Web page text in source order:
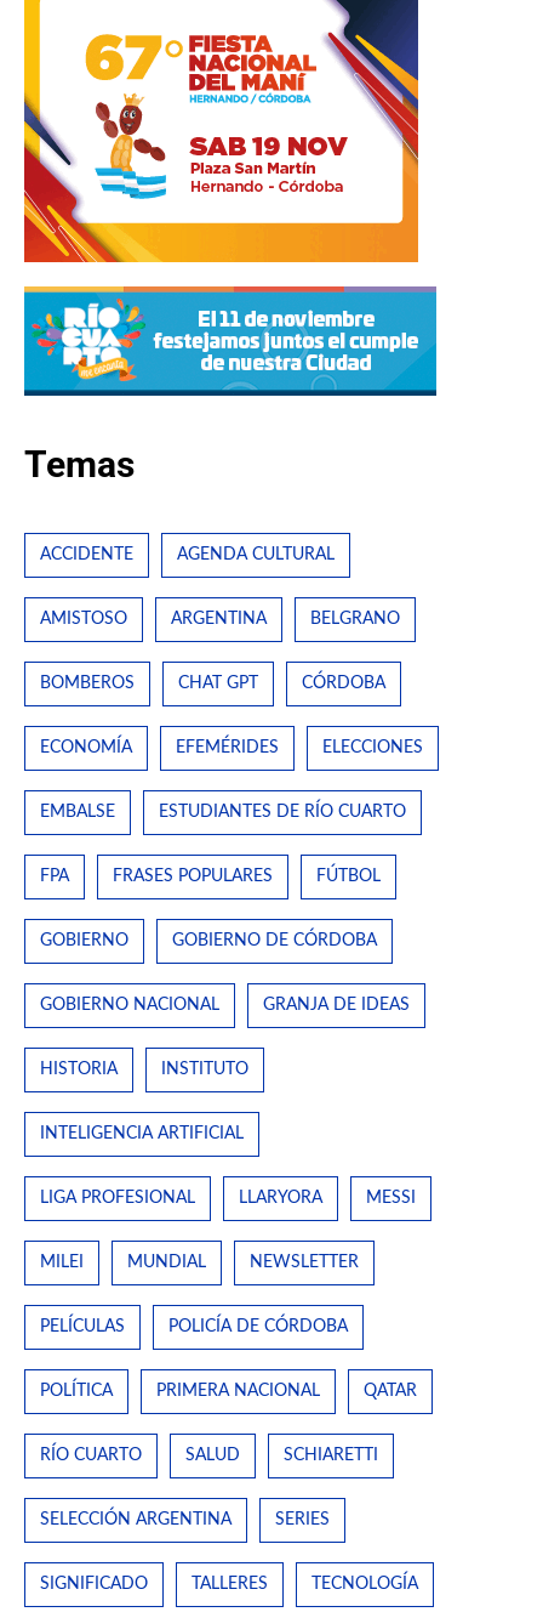
Temas
ACCIDENTE AGENDA CULTURAL
AMISTOSO ARGENTINA BELGRANO
BOMBEROS CHAT GPT CÓRDOBA
ECONOMÍA EFEMÉRIDES ELECCIONES
EMBALSE ESTUDIANTES DE RÍO CUARTO
FPA FRASES POPULARES FÚTBOL
GOBIERNO GOBIERNO DE CÓRDOBA
GOBIERNO NACIONAL GRANJA DE IDEAS
HISTORIA INSTITUTO
INTELIGENCIA ARTIFICIAL
LIGA PROFESIONAL LLARYORA MESSI
MILEI MUNDIAL NEWSLETTER
PELÍCULAS POLICÍA DE CÓRDOBA
POLÍTICA PRIMERA NACIONAL QATAR
RÍO CUARTO SALUD SCHIARETTI
SELECCIÓN ARGENTINA SERIES
SIGNIFICADO TALLERES TECNOLOGÍA